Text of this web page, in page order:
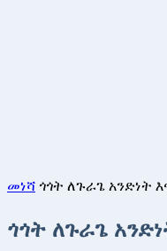
መነሻ ጎጎት ለጉራጌ አንድነት
ጎጎት ለጉራጌ